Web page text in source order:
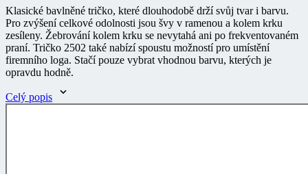
Pro zvýšení celkové odolnosti jsou švy v ramenou a kolem krku
zesíleny. Žebrování kolem krku se nevytahá ani po frekventovaném
praní. Tričko 2502 také nabízí spoustu možností pro umístění
firemního loga. Stačí pouze vybrat vhodnou barvu, kterých je
opravdu hodně.
Celý popis